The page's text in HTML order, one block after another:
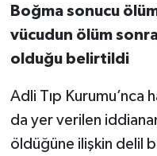
Boğma sonucu
vücudun ölüm
olduğu belirtildi
Adli Tıp Kurumu’nca
da yer verilen
öldüğüne ilişkin delil